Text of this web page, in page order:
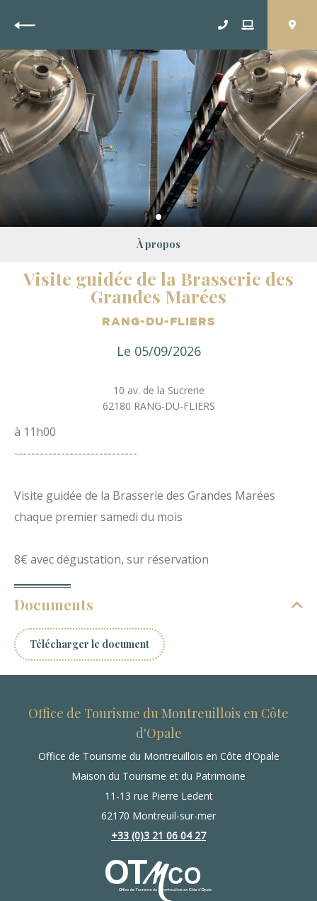
Retour
À propos
Visite guidée de la Brasserie des
Grandes Marées
RANG-DU-FLIERS
Le 05/09/2026
10 av. de la Sucrerie
62180 RANG-DU-FLIERS
à 11h00
-----------------------------
Visite guidée de la Brasserie des Grandes Marées
chaque premier samedi du mois
8€ avec dégustation, sur réservation
Documents
Télécharger le document
Office de Tourisme du Montreuillois en Côte
d'Opale
Office de Tourisme du Montreuillois en Côte d'Opale
Maison du Tourisme et du Patrimoine
11-13 rue Pierre Ledent
62170 Montreuil-sur-mer
+33 (0)3 21 06 04 27